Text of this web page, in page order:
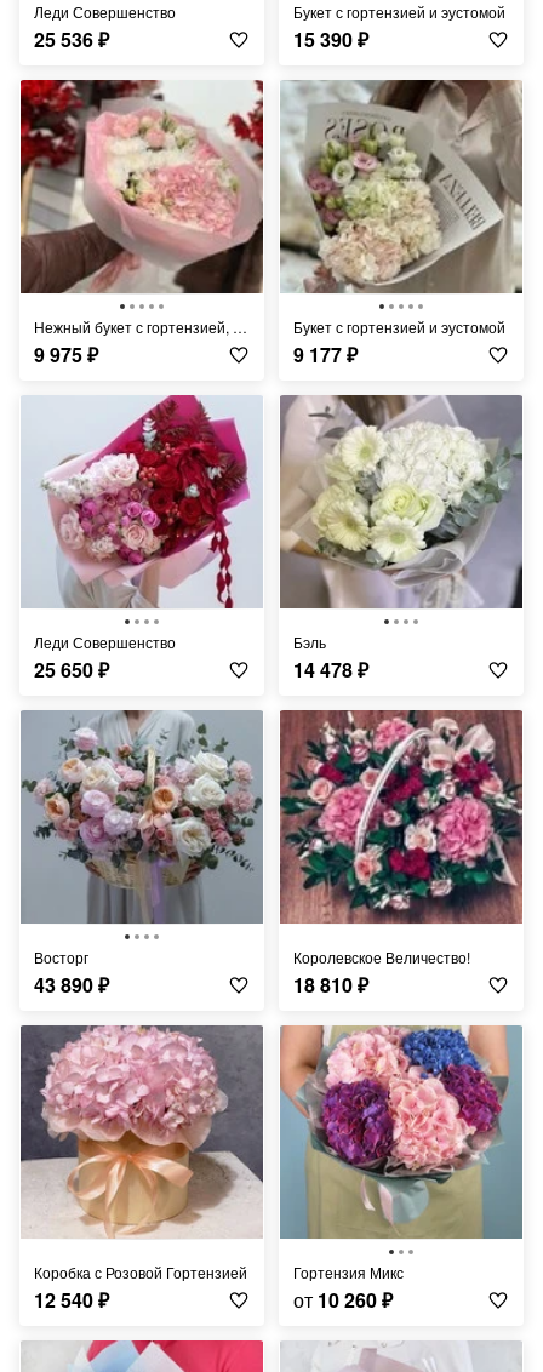
Леди Совершенство
25 536₽
Букет с гортензией и эустомой
15 390₽
Нежный букет с гортензией, кустовой розой и эустомой
9 975₽
Букет с гортензией и эустомой
9 177₽
Леди Совершенство
25 650₽
Бэль
14 478₽
Восторг
43 890₽
Королевское Величество!
18 810₽
Коробка с Розовой Гортензией
12 540₽
Гортензия Микс
от 10 260₽